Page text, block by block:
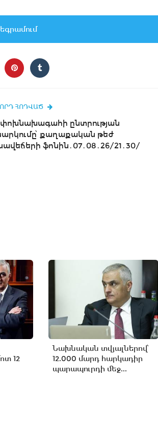
ՀՈԴՎԱԾ
ընտրության
քաղաքական թեժ
ֆոնին․07․08․26/21․30/
12
Նախնական տվյալներով՝
12.000 մարդ հարկադիր
պարապուրդի մեջ...